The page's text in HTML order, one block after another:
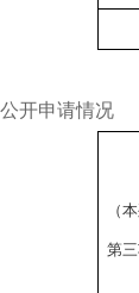
开申请情况
（
第